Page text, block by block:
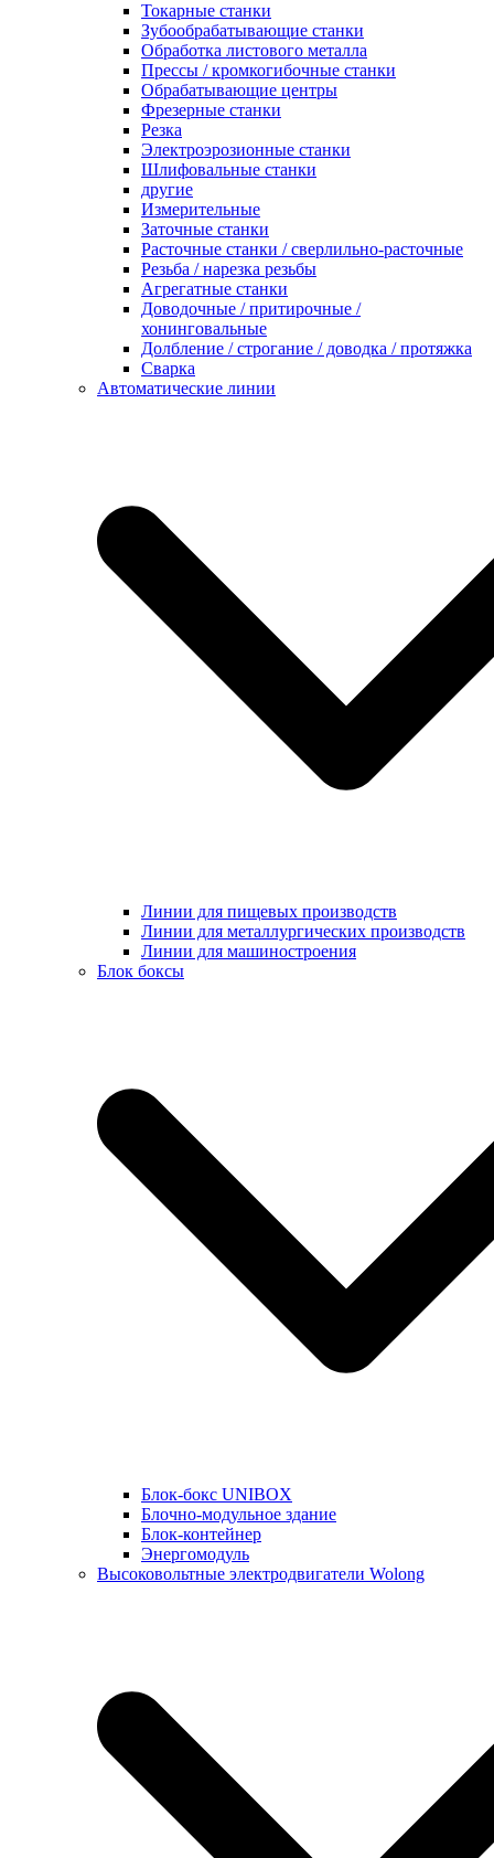
Токарные станки
Зубообрабатывающие станки
Обработка листового металла
Прессы / кромкогибочные станки
Обрабатывающие центры
Фрезерные станки
Резка
Электроэрозионные станки
Шлифовальные станки
другие
Измерительные
Заточные станки
Расточные станки / сверлильно-расточные
Резьба / нарезка резьбы
Агрегатные станки
Доводочные / притирочные /
хонинговальные
Долбление / строгание / доводка / протяжка
Сварка
Автоматические линии
Линии для пищевых производств
Линии для металлургических производств
Линии для машиностроения
Блок боксы
Блок-бокс UNIBOX
Блочно-модульное здание
Блок-контейнер
Энергомодуль
Высоковольтные электродвигатели Wolong